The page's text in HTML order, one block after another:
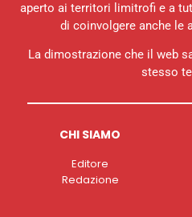
aperto ai territori limitrofi e a
di coinvolgere anche le
La dimostrazione che il web
stesso
CHI SIAMO
Editore
Redazione